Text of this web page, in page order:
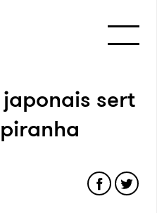
sert